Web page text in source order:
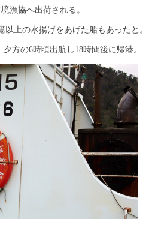
漁協へ出荷される。
上の水揚げをあげた船もあったと。
方の6時頃出航し18時間後に帰港。